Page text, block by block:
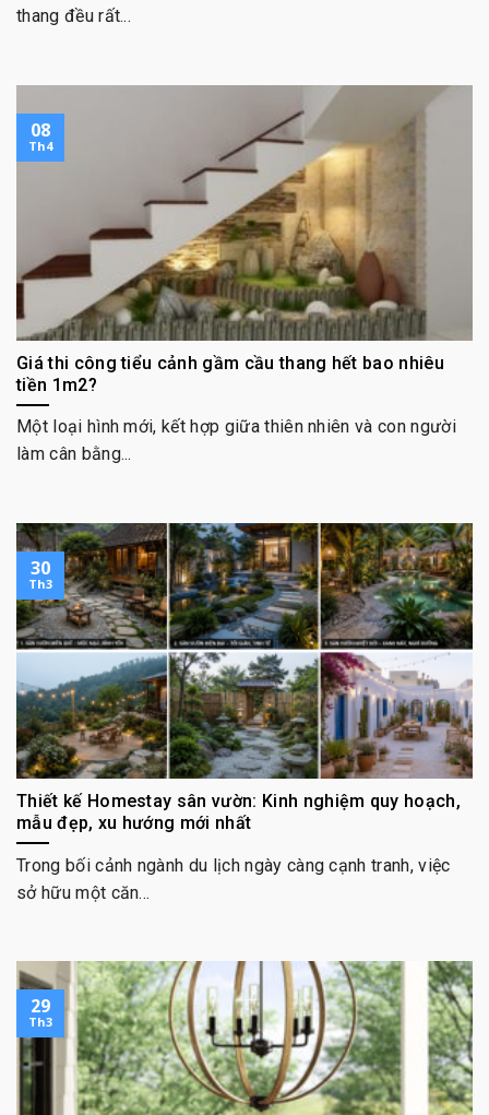
thang đều rất...
Giá thi công tiểu cảnh gầm cầu thang hết bao nhiêu
tiền 1m2?
Một loại hình mới, kết hợp giữa thiên nhiên và con người
làm cân bằng...
08
Th4
Thiết kế Homestay sân vườn: Kinh nghiệm quy hoạch,
mẫu đẹp, xu hướng mới nhất
Trong bối cảnh ngành du lịch ngày càng cạnh tranh, việc
sở hữu một căn...
30
Th3
29
Th3